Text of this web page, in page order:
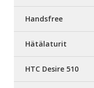
Handsfree
Hätälaturit
HTC Desire 510